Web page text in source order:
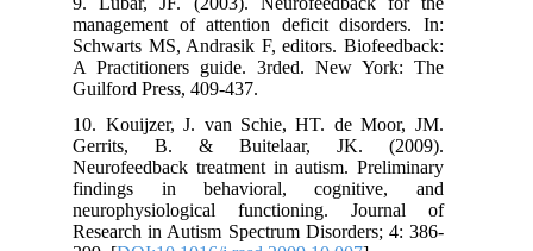
management of attention deficit disorders. In:
Schwarts MS, Andrasik F, editors. Biofeedback:
A Practitioners guide. 3rded. New York: The
Guilford Press, 409-437.
10. Kouijzer, J. van Schie, HT. de Moor, JM.
Gerrits, B. & Buitelaar, JK. (2009).
Neurofeedback treatment in autism. Preliminary
findings in behavioral, cognitive, and
neurophysiological functioning. Journal of
Research in Autism Spectrum Disorders; 4: 386-